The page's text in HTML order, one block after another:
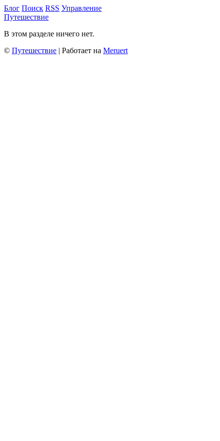
Блог Поиск RSS Управление
Путешествие
В этом разделе ничего нет.
© Путешествие | Работает на Meruert